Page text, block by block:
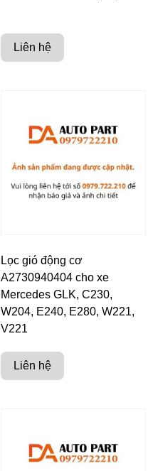
Liên hệ
Lọc gió động cơ
A2730940404 cho xe
Mercedes GLK, C230,
W204, E240, E280, W221,
V221
Liên hệ